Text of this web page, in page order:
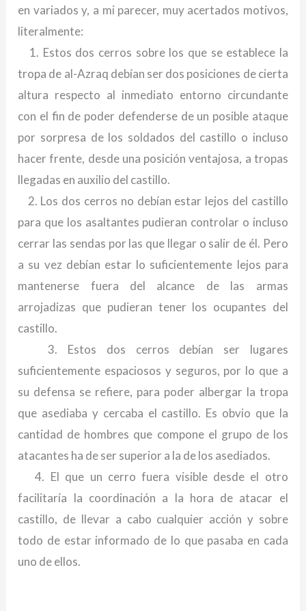
en variados y, a mi parecer, muy acertados motivos,
literalmente:
1. Estos dos cerros sobre los que se establece la
tropa de al-Azraq debían ser dos posiciones de cierta
altura respecto al inmediato entorno circundante
con el fin de poder defenderse de un posible ataque
por sorpresa de los soldados del castillo o incluso
hacer frente, desde una posición ventajosa, a tropas
llegadas en auxilio del castillo.
2. Los dos cerros no debían estar lejos del castillo
para que los asaltantes pudieran controlar o incluso
cerrar las sendas por las que llegar o salir de él. Pero
a su vez debían estar lo suficientemente lejos para
mantenerse fuera del alcance de las armas
arrojadizas que pudieran tener los ocupantes del
castillo.
3. Estos dos cerros debían ser lugares
suficientemente espaciosos y seguros, por lo que a
su defensa se refiere, para poder albergar la tropa
que asediaba y cercaba el castillo. Es obvio que la
cantidad de hombres que compone el grupo de los
atacantes ha de ser superior a la de los asediados.
4. El que un cerro fuera visible desde el otro
facilitaría la coordinación a la hora de atacar el
castillo, de llevar a cabo cualquier acción y sobre
todo de estar informado de lo que pasaba en cada
uno de ellos.